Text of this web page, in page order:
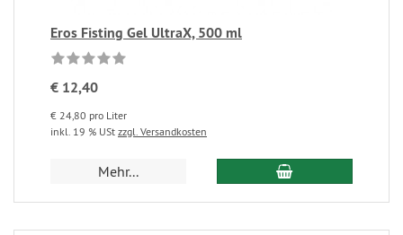
Eros Fisting Gel UltraX, 500 ml
€ 12,40
€ 24,80 pro Liter
inkl. 19 % USt zzgl. Versandkosten
Mehr...